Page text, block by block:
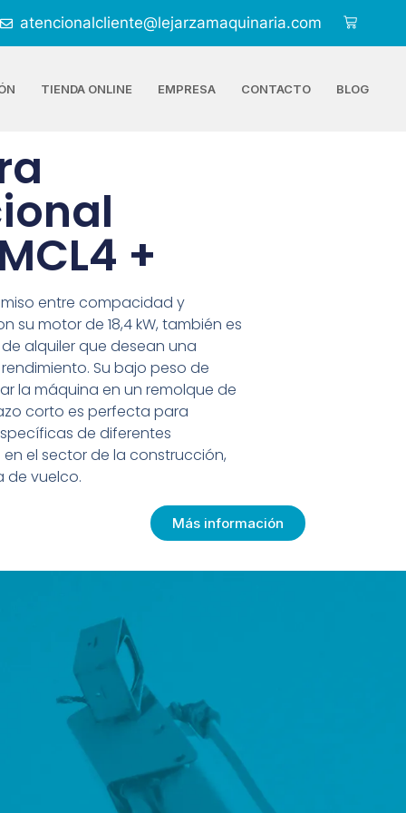
atencionalcliente@lejarzamaquinaria.com
TIENDA ONLINE EMPRESA CONTACTO BLOG
+
entre compacidad y
su motor de 18,4 kW, también es
alquiler que desean una
Su bajo peso de
la máquina en un remolque de
corto es perfecta para
de diferentes
el sector de la construcción,
de vuelco.
Más información